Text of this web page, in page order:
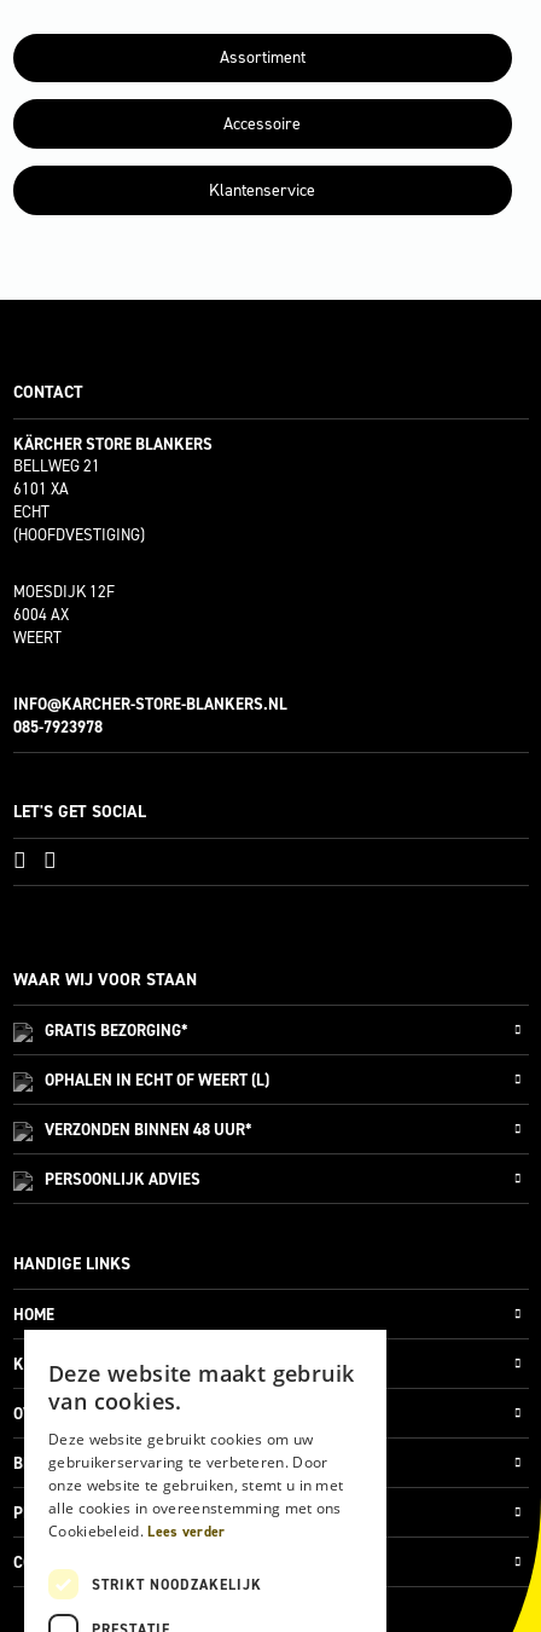
Assortiment
Accessoire
Klantenservice
CONTACT
KÄRCHER STORE BLANKERS
BELLWEG 21
6101 XA
ECHT
(HOOFDVESTIGING)
MOESDIJK 12F
6004 AX
WEERT
INFO@KARCHER-STORE-BLANKERS.NL
085-7923978
LET'S GET SOCIAL
WAAR WIJ VOOR STAAN
GRATISBEZORGING*
OPHALEN IN ECHT OF WEERT (L)
VERZONDEN BINNEN 48 UUR*
PERSOONLIJKADVIES
HANDIGE LINKS
HOME
KLANTENSERVICE
OVER ONS
BLOG
PRIVACYVERKLARING
COOKIES
Deze website maakt gebruik
van cookies.
Deze website gebruikt cookies om uw
gebruikerservaring te verbeteren. Door
onze website te gebruiken, stemt u in met
alle cookies in overeenstemming met ons
Cookiebeleid.Lees verder
STRIKT NOODZAKELIJK